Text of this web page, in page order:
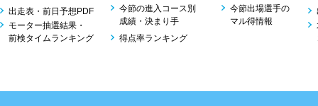
出走表・前日予想PDF
モーター抽選結果・
前検タイムランキング
今節の進入コース別
成績・決まり手
得点率ランキング
今節出場選手の
マル得情報